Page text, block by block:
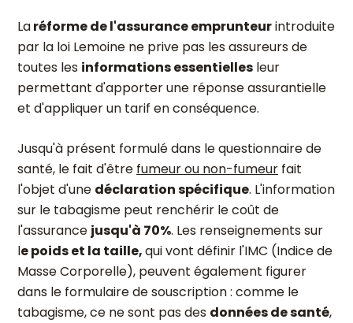
Laréforme de l'assurance emprunteurintroduite
par la loi Lemoine ne prive pas les assureurs de
toutes les informations essentielles leur
permettant d'apporter une réponse assurantielle
et d'appliquer un tarif en conséquence.
Jusqu'à présent formulé dans le questionnaire de
santé, le fait d'être fumeur ou non-fumeur fait
l'objet d'une déclaration spécifique. L'information
sur le tabagisme peut renchérir le coût de
l'assurance jusqu'à 70%. Les renseignements sur
le poids et la taille,qui vont définir l'IMC (Indice de
Masse Corporelle), peuvent également figurer
dans le formulaire de souscription : comme le
tabagisme, ce ne sont pas des données de santé,